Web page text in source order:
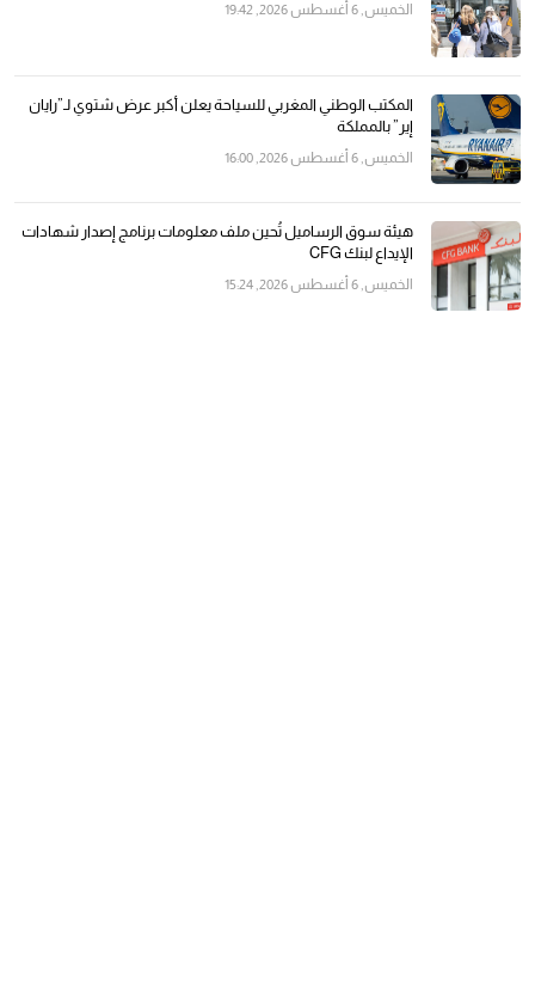
الخميس, 6 أغسطس 2026, 19:42
المكتب الوطني المغربي للسياحة يعلن أكبر عرض شتوي لـ”رايان
إير” بالمملكة
الخميس, 6 أغسطس 2026, 16:00
هيئة سوق الرساميل تُحين ملف معلومات برنامج إصدار شهادات
الإيداع لبنك CFG
الخميس, 6 أغسطس 2026, 15:24